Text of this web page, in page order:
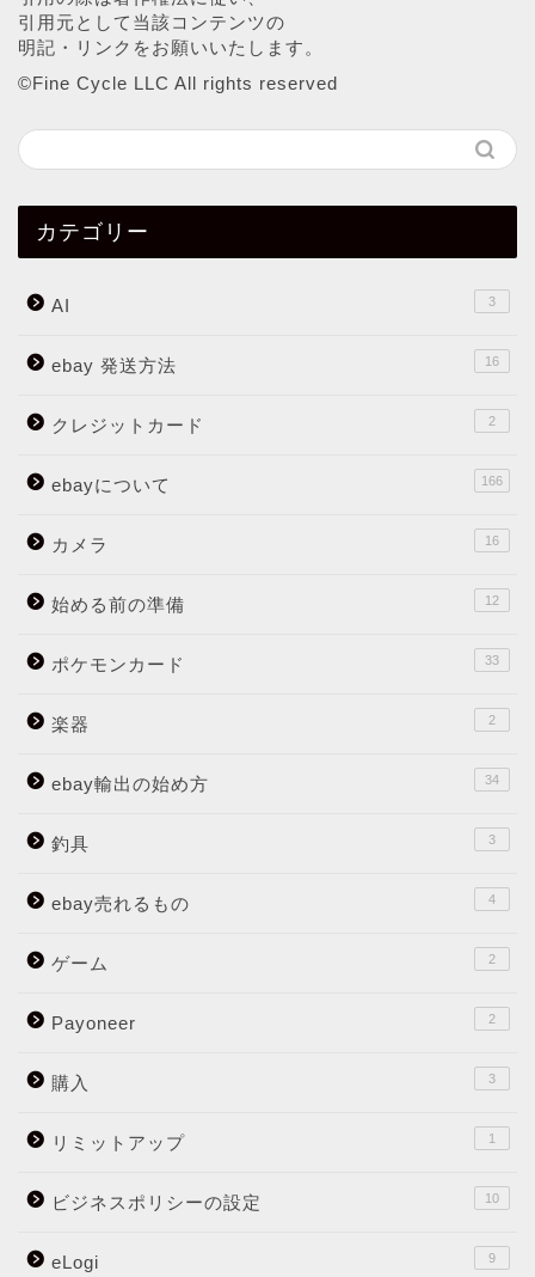
引用元として当該コンテンツの
明記・リンクをお願いいたします。
©︎Fine Cycle LLC All rights reserved
カテゴリー
AI 3
ebay 発送方法 16
クレジットカード 2
ebayについて 166
カメラ 16
始める前の準備 12
ポケモンカード 33
楽器 2
ebay輸出の始め方 34
釣具 3
ebay売れるもの 4
ゲーム 2
Payoneer 2
購入 3
リミットアップ 1
ビジネスポリシーの設定 10
eLogi 9